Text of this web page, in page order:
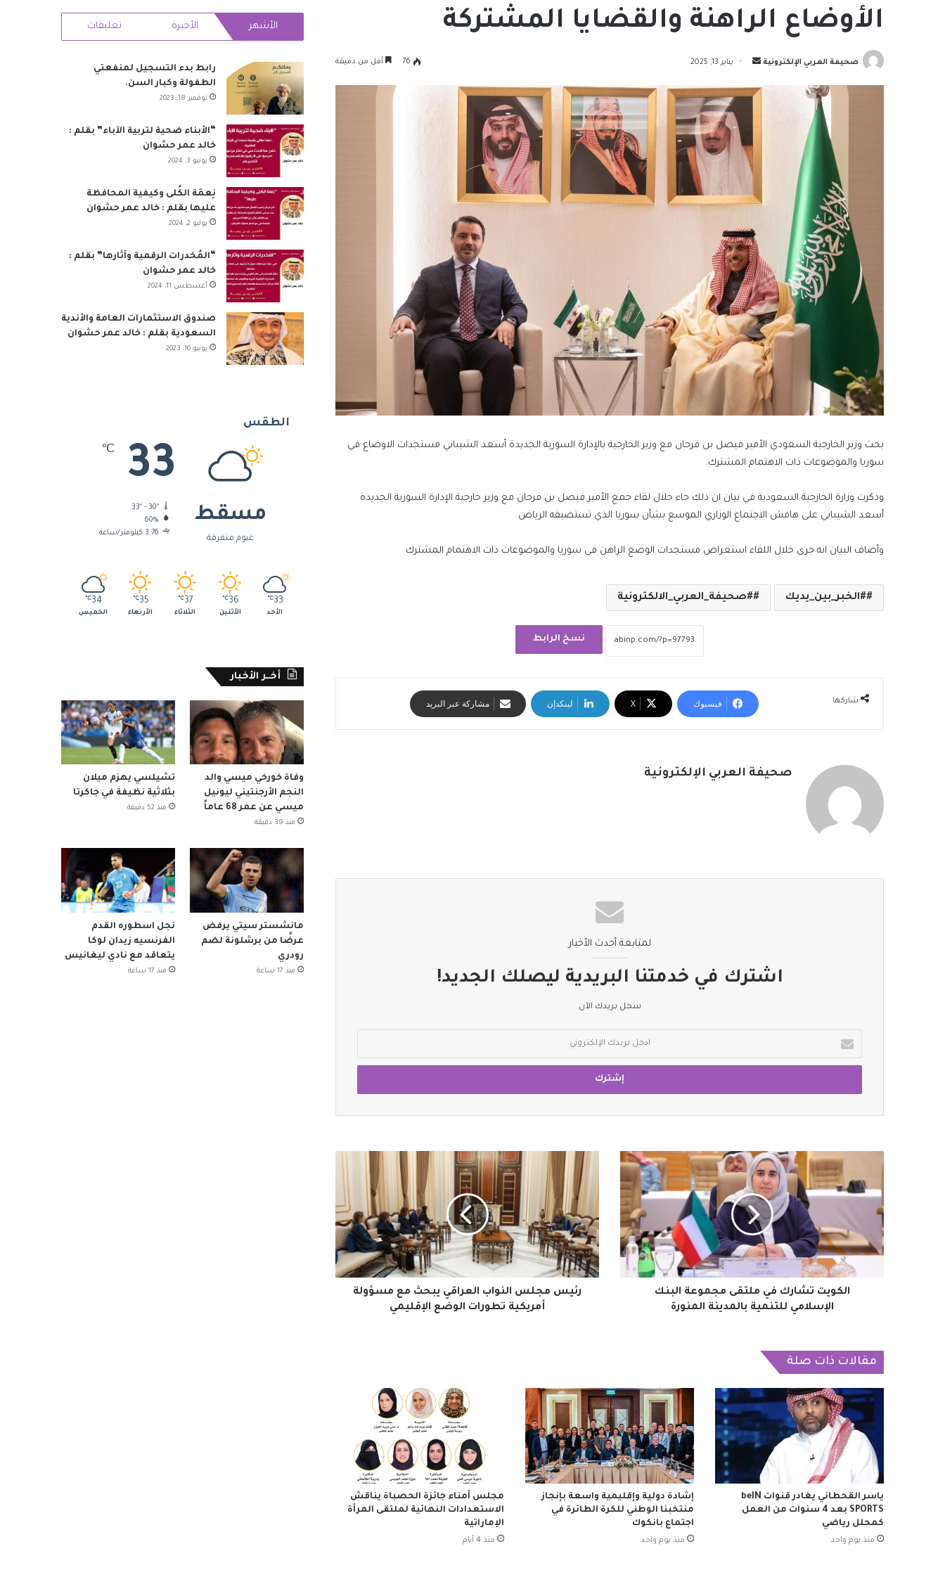
الأوضاع الراهنة والقضايا المشتركة
صحيفة العربي الإلكترونية
أرسل
إلكترونيا
يناير 13, 2025 76 أقل من دقيقة
بحث وزير الخارجية السعودي الأمير فيصل بن فرحان مع وزير الخارجية بالإدارة السورية الجديدة أسعد الشيباني مستجدات الاوضاع في
سوريا والموضوعات ذات الاهتمام المشترك.
وذكرت وزارة الخارجية السعودية في بيان ان ذلك جاء خلال لقاء جمع الأمير فيصل بن فرحان مع وزير خارجية الإدارة السورية الجديدة
أسعد الشيباني على هامش الاجتماع الوزاري الموسع بشأن سوريا الذي تستضيفه الرياض.
وأضاف البيان انه جرى خلال اللقاء استعراض مستجدات الوضع الراهن في سوريا والموضوعات ذات الاهتمام المشترك
#الخبر_بين_يديك #صحيفة_العربي_الالكترونية
نسخ الرابط
شاركها فيسبوك ‫X لينكدإن مشاركة عبر البريد
صحيفة العربي الإلكترونية
لمتابعة أحدث الأخبار
اشترك في خدمتنا البريدية ليصلك الجديد!
سجل بريدك الآن
بريدك
الإلكتروني
في
مجموعة
البنك
الإسلامي
بالمدينة
الكويت تشارك في ملتقى مجموعة البنك
الإسلامي للتنمية بالمدينة المنورة
رئيس
مجلس
النواب
العراقي
يبحث
مع
مسؤولة
أمريكية
تطورات
الوضعرئيس مجلس النواب العراقي يبحث مع مسؤولة
أمريكية تطورات الوضع الإقليمي
مقالات ذات صلة
ياسر القحطاني يغادر قنوات beIN
SPORTS بعد 4 سنوات من العمل
كمحلل رياضي
منذ يوم واحد
إشادة دولية وإقليمية واسعة بإنجاز
منتخبنا الوطني للكرة الطائرة في
اجتماع بانكوك
منذ يوم واحد
مجلس أمناء جائزة الحصباة يناقش
الاستعدادات النهائية لملتقى المرأة
الإماراتية
منذ 4 أيام
RSS
الأشهر الأخيرة تعليقات
رابط بدء التسجيل لمنفعتي
الطفولة وكبار السن.
نوفمبر 18, 2023
“الأبناء ضحية لتربية الآباء” بقلم :
خالد عمر حشوان
يونيو 3, 2024
نِعمَة الكُلى وكيفية المحافظة
عليها بقلم : خالد عمر حشوان
يوليو 2, 2024
“المُخدرات الرقمية وآثارها” بقلم :
خالد عمر حشوان
أغسطس 11, 2024
صندوق الاستثمارات العامة والأندية
السعودية بقلم : خالد عمر حشوان
يونيو 10, 2023
الطقس
مسقط
غيوم متفرقة
33
℃
33º - 30º
60%
3.76 كيلومتر/ساعة
33
℃
الأحد
36
℃
الأثنين
37
℃
الثلاثاء
35
℃
الأربعاء
34
℃
الخميس
أخــر الأخبار
وفاة خورخي ميسي والد
النجم الأرجنتيني ليونيل
ميسي عن عمر 68 عاماً
منذ 39 دقيقة
تشيلسي يهزم ميلان
بثلاثية نظيفة في جاكرتا
منذ 52 دقيقة
مانشستر سيتي يرفض
عرضًا من برشلونة لضم
رودري
منذ 17 ساعة
نجل اسطوره القدم
الفرنسيه زيدان لوكا
يتعاقد مع نادي ليغانيس
منذ 17 ساعة